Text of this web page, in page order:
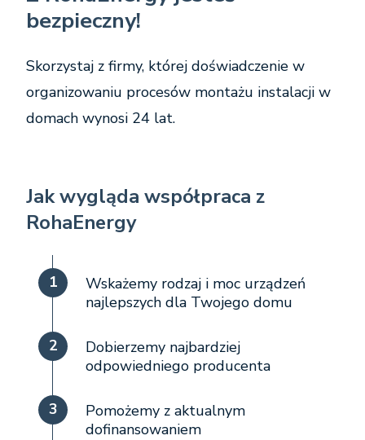
bezpieczny!
Skorzystaj z firmy, której doświadczenie w
organizowaniu procesów montażu instalacji w
domach wynosi 24 lat.
Jak wygląda współpraca z
RohaEnergy
1
Wskażemy rodzaj i moc urządzeń
najlepszych dla Twojego domu
2
Dobierzemy najbardziej
odpowiedniego producenta
3
Pomożemy z aktualnym
dofinansowaniem